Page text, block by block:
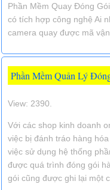
Phần Mềm Quay Đóng
có tích hợp công nghệ Ai
camera quay được mã
Phần Mềm Quản Lý
View: 2390.
Với các shop kinh doanh
việc bị đánh tráo hàng
việc sử dụng hệ thống
được quá trình đóng gói
gói cũng được ghi lại một